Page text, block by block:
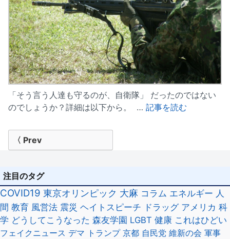
「そう言う人達も守るのが、自衛隊」 だったのではない
のでしょうか？詳細は以下から。 … 記事を読む
ナ
ビ
ゲ
ー
〈 Prev
注目のタグ
COVID19 東京オリンピック 大麻 コラム エネルギー 人
間 教育 風営法 震災 ヘイトスピーチ ドラッグ アメリカ 科
学 どうしてこうなった 森友学園 LGBT 健康 これはひどい
フェイクニュース デマ トランプ 京都 自民党 維新の会 軍事